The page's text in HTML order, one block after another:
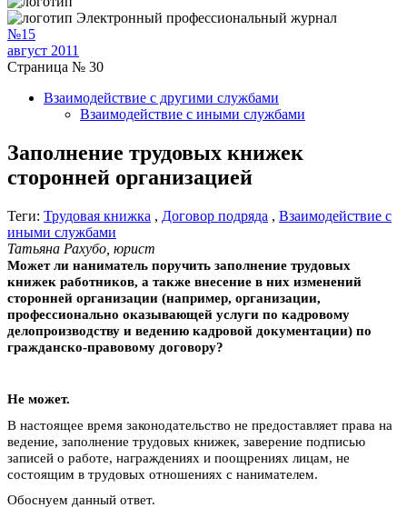
Электронный профессиональный журнал
№15
август 2011
Страница № 30
Взаимодействие с другими службами
Взаимодействие с иными службами
Заполнение трудовых книжек
сторонней организацией
Теги: Трудовая книжка , Договор подряда , Взаимодействие с
иными службами
Татьяна Рахубо, юрист
Может ли наниматель поручить заполнение трудовых
книжек работников, а также внесение в них изменений
сторонней организации (например, организации,
профессионально оказывающей услуги по кадровому
делопроизводству и ведению кадровой документации) по
гражданско-правовому договору?
Не может.
В настоящее время законодательство не предоставляет права на
ведение, заполнение трудовых книжек, заверение подписью
записей о работе, награждениях и поощрениях лицам, не
состоящим в трудовых отношениях с нанимателем.
Обоснуем данный ответ.